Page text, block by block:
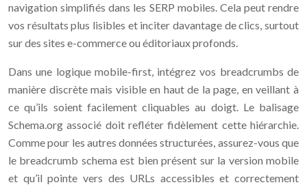
navigation simplifiés dans les SERP mobiles. Cela peut rendre
vos résultats plus lisibles et inciter davantage de clics, surtout
sur des sites e-commerce ou éditoriaux profonds.
Dans une logique mobile-first, intégrez vos breadcrumbs de
manière discrète mais visible en haut de la page, en veillant à
ce qu’ils soient facilement cliquables au doigt. Le balisage
Schema.org associé doit refléter fidèlement cette hiérarchie.
Comme pour les autres données structurées, assurez-vous que
le breadcrumb schema est bien présent sur la version mobile
et qu’il pointe vers des URLs accessibles et correctement